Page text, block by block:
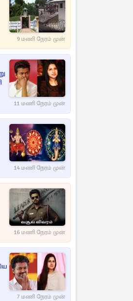
9 மணி நேரம் முன்
11 மணி நேரம் முன்
14 மணி நேரம் முன்
16 மணி நேரம் முன்
7 மணி நேரம் முன்